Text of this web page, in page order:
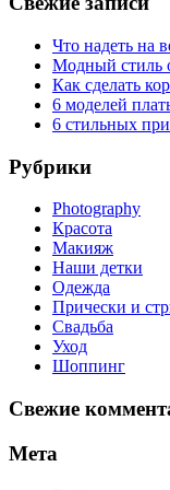
Что надеть на
Модный стиль
Как сделать
6 моделей
6 стильных
Рубрики
Photography
Красота
Макияж
Наши детки
Одежда
Прически и
Свадьба
Уход
Шоппинг
Свежие
Мета